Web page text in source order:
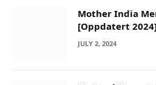
Mother India
[Oppdatert 2024]
JULY 2, 2024